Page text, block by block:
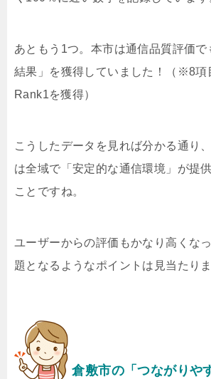
あともう1つ。本市は通信品質評価
結果」を獲得していました！（※8項
Rank1を獲得）
こうしたデータを見れば分かる通り
は全域で「安定的な通信環境」が提
ことですね。
ユーザーからの評価もかなり高くな
題となるようなポイントは見当たりま
倉敷市の「つながりや